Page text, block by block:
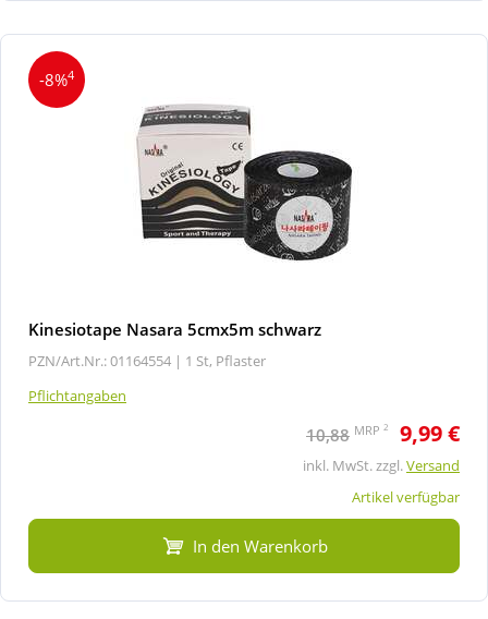
-8%4
Kinesiotape Nasara 5cmx5m schwarz
PZN/Art.Nr.: 01164554 | 1 St, Pflaster
Pflichtangaben
10,88 MRP 2 9,99 €
inkl. MwSt. zzgl.Versand
Artikel verfügbar
In den Warenkorb